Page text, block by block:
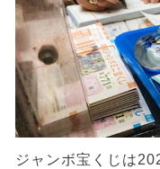
ジャンボ宝くじは